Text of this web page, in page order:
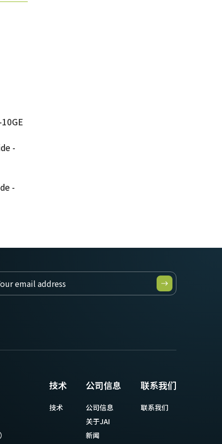
-
-
技术
技术
公司信息
公司信息
关于JAI
新闻
联系我们
联系我们